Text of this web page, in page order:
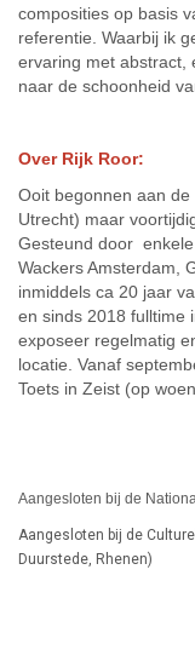
composities op basis
referentie. Waarbij ik
ervaring met abstract,
naar de schoonheid
Over Rijk Roor:
Ooit begonnen aan de
Utrecht) maar
Gesteund door
Wackers Amsterdam,
inmiddels ca 20 jaar
en sinds 2018 fulltime
exposeer regelmatig
locatie. Vanaf
Toets in Zeist (op
Aangesloten bij de
Aangesloten bij de
Duurstede, Rhenen)